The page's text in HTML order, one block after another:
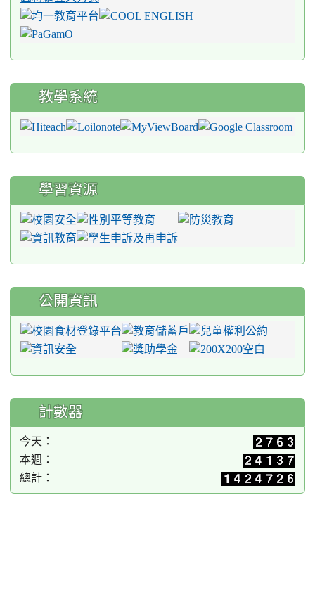
教學系統
學習資源
公開資訊
計數器
今天：
本週：
總計：